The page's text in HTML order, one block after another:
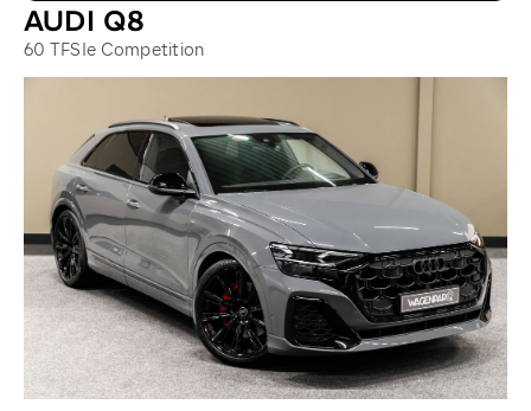
AUDI Q8
60 TFSIe Competition